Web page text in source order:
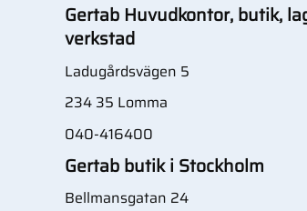
Gertab Huvudkontor, butik,
verkstad
Ladugårdsvägen 5
234 35 Lomma
040-416400
Gertab butik i Stockholm
Bellmansgatan 24